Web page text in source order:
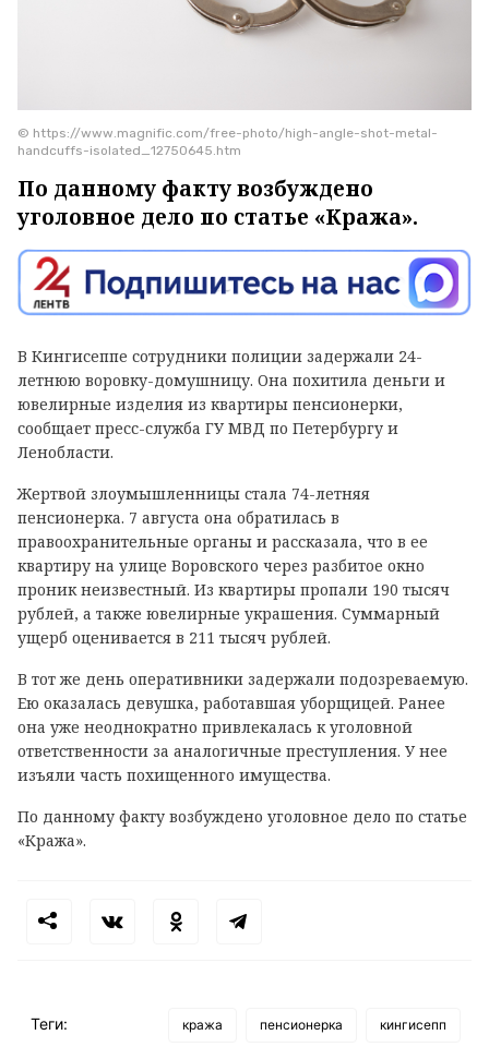
© https://www.magnific.com/free-photo/high-angle-shot-metal-
handcuffs-isolated_12750645.htm
По данному факту возбуждено
уголовное дело по статье «Кража».
В Кингисеппе сотрудники полиции задержали 24-
летнюю воровку-домушницу. Она похитила деньги и
ювелирные изделия из квартиры пенсионерки,
сообщает пресс-служба ГУ МВД по Петербургу и
Ленобласти.
Жертвой злоумышленницы стала 74-летняя
пенсионерка. 7 августа она обратилась в
правоохранительные органы и рассказала, что в ее
квартиру на улице Воровского через разбитое окно
проник неизвестный. Из квартиры пропали 190 тысяч
рублей, а также ювелирные украшения. Суммарный
ущерб оценивается в 211 тысяч рублей.
В тот же день оперативники задержали подозреваемую.
Ею оказалась девушка, работавшая уборщицей. Ранее
она уже неоднократно привлекалась к уголовной
ответственности за аналогичные преступления. У нее
изъяли часть похищенного имущества.
По данному факту возбуждено уголовное дело по статье
«Кража».
Теги: кража пенсионерка кингисепп